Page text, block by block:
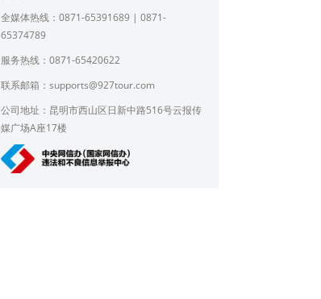
员会
全媒体热线：0871-65391689 | 0871-
65374789
服务热线：0871-65420622
联系邮箱： supports@927tour.com
公司地址：昆明市西山区日新中路516号云报传
媒广场A座17楼